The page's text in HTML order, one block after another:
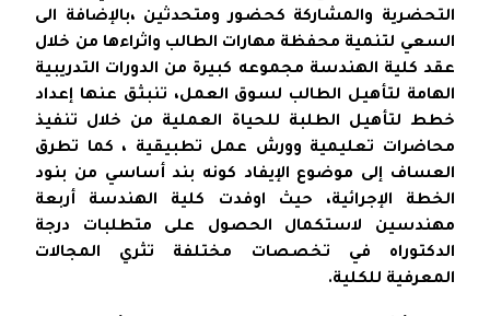
التحضرية والمشاركة كحضور ومتحدثين ،بالإضافة الى
السعي لتنمية محفظة مهارات الطالب واثراءها من خلال
عقد كلية الهندسة مجموعه كبيرة من الدورات التدريبية
الهامة لتأهيل الطالب لسوق العمل، تنبثق عنها إعداد
خطط لتأهيل الطلبة للحياة العملية من خلال تنفيذ
محاضرات تعليمية وورش عمل تطبيقية ، كما تطرق
العساف إلى موضوع الإيفاد كونه بند أساسي من بنود
الخطة الإجرائية، حيث اوفدت كلية الهندسة أربعة
مهندسين لاستكمال الحصول على متطلبات درجة
الدكتوراه في تخصصات مختلفة تثري المجالات
المعرفية للكلية.